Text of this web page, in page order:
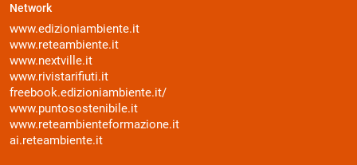
Network
www.edizioniambiente.it
www.reteambiente.it
www.nextville.it
www.rivistarifiuti.it
freebook.edizioniambiente.it/
www.puntosostenibile.it
www.reteambienteformazione.it
ai.reteambiente.it